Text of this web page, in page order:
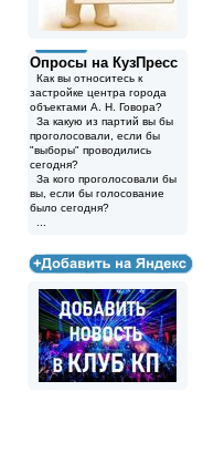
Опросы на КузПресс
Как вы относитесь к
застройке центра города
объектами А. Н. Говора?
За какую из партий вы бы
проголосовали, если бы
"выборы" проводились
сегодня?
За кого проголосовали бы
вы, если бы голосование
было сегодня?